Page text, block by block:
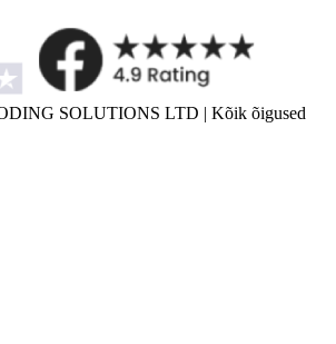
SOLUTIONS LTD | Kõik õigused